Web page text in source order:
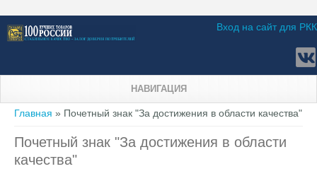
Вход на сайт для РКК
НАВИГАЦИЯ
Вы здесь
Главная » Почетный знак "За достижения в области качества"
Почетный знак "За достижения в области
качества"